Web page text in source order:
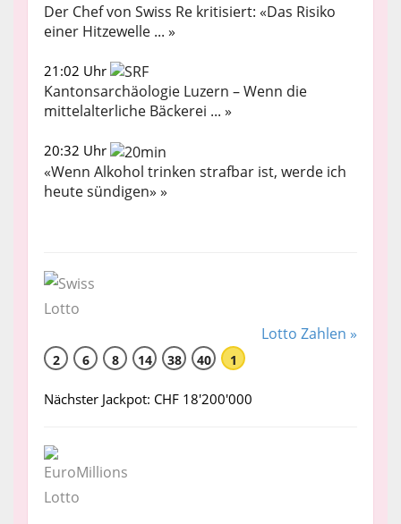
Der Chef von Swiss Re kritisiert: «Das Risiko
einer Hitzewelle ... »
21:02 Uhr
Kantonsarchäologie Luzern – Wenn die
mittelalterliche Bäckerei ... »
20:32 Uhr
«Wenn Alkohol trinken strafbar ist, werde ich
heute sündigen» »
Lotto Zahlen »
2 6 8 14 38 40 1
Nächster Jackpot: CHF 18'200'000